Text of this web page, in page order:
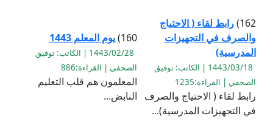
162) رابط لقاء ( الاحتياج
والصرف في التجهيزات
المدرسية)
1443/03/18 | الكاتب: توفيق
الصحفي | القراءة:1235
رابط لقاء ( الاحتياج والصرف
في التجهيزات المدرسية)...
160) يوم المعلم 1443
1443/02/28 | الكاتب: توفيق
الصحفي | القراءة:886
المعلمون هم قلب التعليم
النابض...